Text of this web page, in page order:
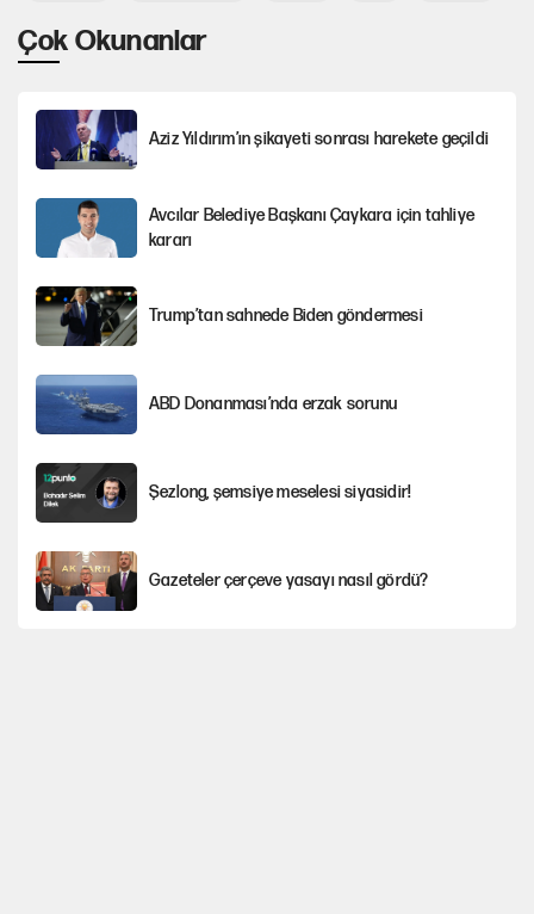
Çok Okunanlar
Aziz Yıldırım’ın şikayeti sonrası harekete geçildi
Avcılar Belediye Başkanı Çaykara için tahliye
kararı
Trump’tan sahnede Biden göndermesi
ABD Donanması’nda erzak sorunu
Şezlong, şemsiye meselesi siyasidir!
Gazeteler çerçeve yasayı nasıl gördü?